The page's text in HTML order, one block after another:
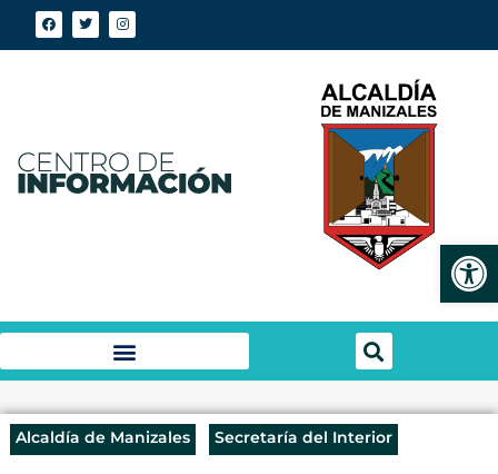
Alcaldía de Manizales Secretaría del Interior